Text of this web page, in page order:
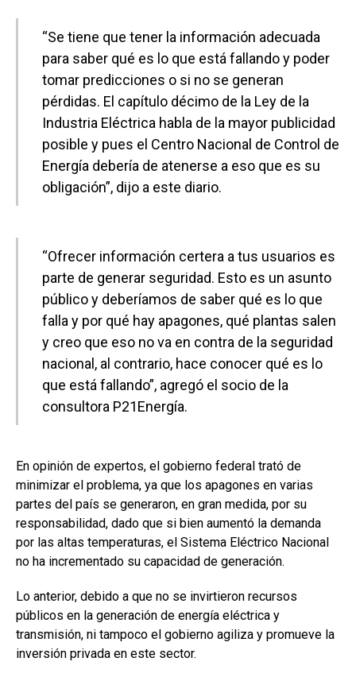
“Se tiene que tener la información adecuada
para saber qué es lo que está fallando y poder
tomar predicciones o si no se generan
pérdidas. El capítulo décimo de la Ley de la
Industria Eléctrica habla de la mayor publicidad
posible y pues el Centro Nacional de Control de
Energía debería de atenerse a eso que es su
obligación”, dijo a este diario.
“Ofrecer información certera a tus usuarios es
parte de generar seguridad. Esto es un asunto
público y deberíamos de saber qué es lo que
falla y por qué hay apagones, qué plantas salen
y creo que eso no va en contra de la seguridad
nacional, al contrario, hace conocer qué es lo
que está fallando”, agregó el socio de la
consultora P21Energía.
En opinión de expertos, el gobierno federal trató de
minimizar el problema, ya que los apagones en varias
partes del país se generaron, en gran medida, por su
responsabilidad, dado que si bien aumentó la demanda
por las altas temperaturas, el Sistema Eléctrico Nacional
no ha incrementado su capacidad de generación.
Lo anterior, debido a que no se invirtieron recursos
públicos en la generación de energía eléctrica y
transmisión, ni tampoco el gobierno agiliza y promueve la
inversión privada en este sector.